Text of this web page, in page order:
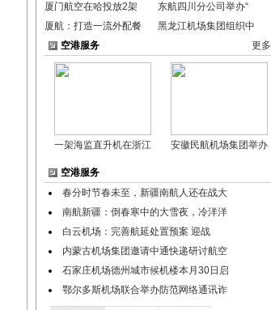
厦门航空在哈投放2架
东航四川分公司举办“
厦航：打造一流外配餐
黑龙江机场集团组织中
空港服务
更多
一架海监直升机在浙江 安徽民航机场集团举办
空港服务
春分时节春未至，新疆南航人还在战大
南航新疆：倒春寒中的大雪夜，冷洋洋
白云机场：完善航延处置预案 迎战
内蒙古机场集团邀请中通快递研讨航空
石家庄机场德州城市候机楼本月30日启
鄂尔多斯机场联合举办防范网络通讯诈